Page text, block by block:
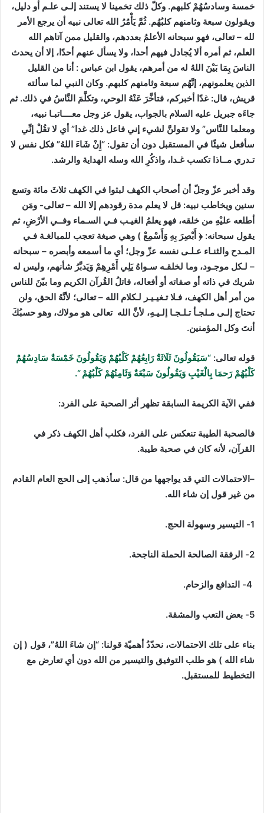
خمسة وسادسُهُمْ كلبهم. وكلّ ذلك تخمينا لا يستند إلـى علـم أو دليل،
ويقولون سبعة وثامنهم كلبُهُم. ثُمَّ يَأْمُرُ الله تعالى نبيه أن يرجع الأمر
لله – تعالى، فهو سبحانه الأعلمُ بعددهم، والقليل ممن آتاهم الله
العلم، ثم أمره ألا يُجادل فيهم أحدا، ولا يسأل عنهم أحدًا، إلا أن يحدث
الناسَ بِمَا بَيْنَ اللهُ له من أمرهم، يقول ابن عباس : أنا من القليل
الذين يعلمونهم، إنَّهُم سبعة وثامنهم كلبهم. وكان النبي لما سألته
قريش، قال: غدًا أخبركم، فتأخَّرَ عَنْهُ الوحي، وتكلَّمَ النَّاسُ في ذلك. ثم
جاءَه جبريل عليه السلام بالجواب، يقول عز وجل معــــاتبـا نبيه،
ومعلما للنَّاس” ولا تقولنَّ لشيء إني فاعل ذلك غدا” أي لا تقُلْ إنِّي
سأفعل شيئًا في المستقبل دون أن تقول: “إِنْ شَاءَ اللهُ” فكل نفس لا
تـدري مــاذا تكسب غـدا، واذكُرِ الله وسله الهداية والرشد.
وقد أخبر عزّ وجلّ أن أصحاب الكهف لبثوا في الكهف ثلاثَ مائة وتسع
سنين ويخاطب نبيه: قل لا يعلم مدة رقودهم إلا الله – تعالى- ومَن
أطلعه عليْهِ من خلقه، فهو يعلمُ الغيـب فـي السـماء وفــي الأرْضِ، ثم
يقول سبحانه: ﴿ أَبْصِرَ بِهِ وَأَسْمِعْ ) وهي صيغة تعجب للمبالغـة فـي
المـدح والثنـاء عـلـى نفسه عزّ وجل؛ أي ما أسمعه وأبصره – سبحانه
– لـكل موجـود، وما لخلقـه سـواهُ يَلِي أَمْرِهِمْ وَيَدبَّرُ شأنهم، وليس له
شريك في ذاته أو صفاته أو أفعاله، فاتلُ القُرآن الكريم وما بيّنَ للناس
من أمر أهل الكهف، فـلا تـغيـيـر لـكلام الله – تعالى؛ لأنَّهُ الحق، ولن
تحتاج إلـى مـلجـأ تـلـجـا إلـيـهِ، لأنَّ الله تعالى هو مولاك، وهو حسبُكَ
أنتَ وكل المؤمنين.
قوله تعالى: “سَيَقُولُونَ ثَلَاثَةٌ رَابِعُهُمْ كَلْبُهُمْ وَيَقُولُونَ خَمْسَةٌ سَادِسُهُمْ
كَلْبُهُمْ رَحمَا بِالْغَيْبِ وَيَقُولُونَ سَبْعَةٌ وَثَامِنُهُمْ كَلْبُهُمْ “.
ففي الآية الكريمة السابقة تظهر أثر الصحبة على الفرد:
فالصحبة الطيبة تنعكس على الفرد، فكلب أهل الكهف ذكر في
القرآن، لأنه كان في صحبة طيبة.
– الاحتمالات التي قد يواجهها من قال: سأذهب إلى الحج العام القادم
من غير قول إن شاء الله.
1- التيسير وسهولة الحج.
2- الرفقة الصالحة الحملة الناجحة.
والزحام.
5- بعض التعب والمشقة.
بناء على تلك الاحتمالات، نحدّدُ أهميّة قولنا: “إن شاءَ اللهُ”، قول ( إن
شاء الله ) هو طلب التوفيق والتيسير من الله دون أي تعارض مع
التخطيط للمستقبل.